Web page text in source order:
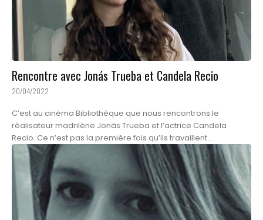
Rencontre avec Jonás Trueba et Candela Recio
20/04/2022
C’est au cinéma Bibliothèque que nous rencontrons le
réalisateur madrilène Jonás Trueba et l’actrice Candela
Recio. Ce n’est pas la première fois qu’ils travaillent...